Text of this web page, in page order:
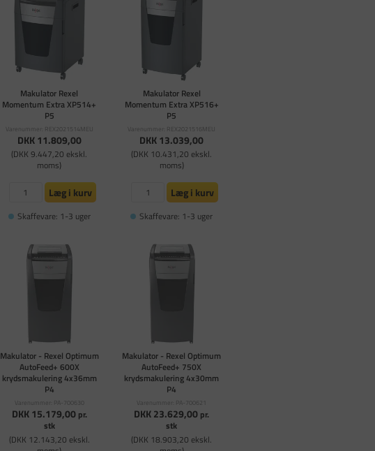
Makulator Rexel
Momentum Extra XP514+
P5
Varenummer: REX2021514MEU
DKK 11.809,00
(DKK 9.447,20 ekskl.
moms)
Læg i kurv
Skaffevare: 1-3 uger
Makulator Rexel
Momentum Extra XP516+
P5
Varenummer: REX2021516MEU
DKK 13.039,00
(DKK 10.431,20 ekskl.
moms)
Læg i kurv
Skaffevare: 1-3 uger
Makulator - Rexel Optimum
AutoFeed+ 600X
krydsmakulering 4x36mm
P4
Varenummer: PA-700630
DKK 15.179,00pr.
stk
(DKK 12.143,20 ekskl.
Makulator - Rexel Optimum
AutoFeed+ 750X
krydsmakulering 4x30mm
P4
Varenummer: PA-700621
DKK 23.629,00 pr.
stk
(DKK 18.903,20 ekskl.